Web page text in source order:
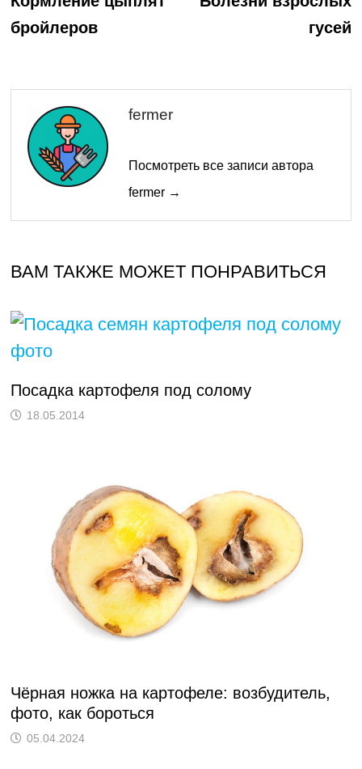
записям
бройлеров
гусей
fermer
Посмотреть все записи автора
fermer →
ВАМ ТАКЖЕ МОЖЕТ ПОНРАВИТЬСЯ
Посадка картофеля под солому
18.05.2014
Чёрная ножка на картофеле: возбудитель,
фото, как бороться
05.04.2024